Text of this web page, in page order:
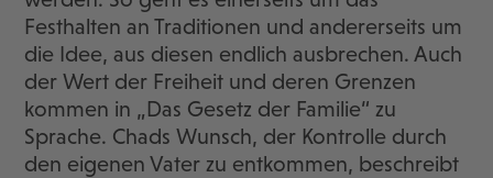
Festhalten an Traditionen und andererseits um
die Idee, aus diesen endlich ausbrechen. Auch
der Wert der Freiheit und deren Grenzen
kommen in „Das Gesetz der Familie“ zu
Sprache. Chads Wunsch, der Kontrolle durch
den eigenen Vater zu entkommen, beschreibt